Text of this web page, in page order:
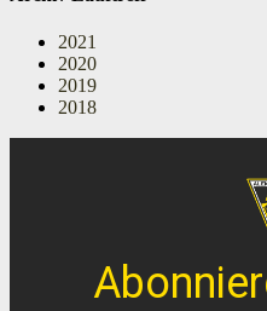
2021
2020
2019
2018